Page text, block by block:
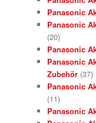
Panasonic
Panasonic
(20)
Panasonic
Panasonic
Zubehör (37)
Panasonic
(11)
Panasonic